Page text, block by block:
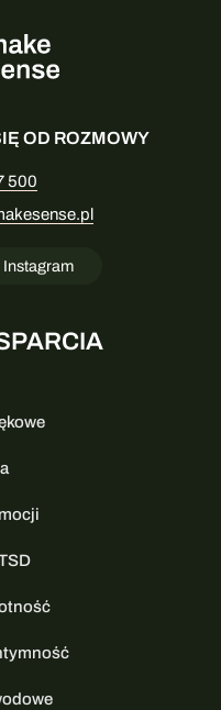
OD ROZMOWY
500
Instagram